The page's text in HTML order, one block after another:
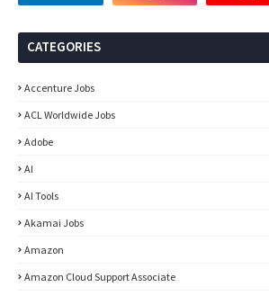
CATEGORIES
Accenture Jobs
ACL Worldwide Jobs
Adobe
AI
AI Tools
Akamai Jobs
Amazon
Amazon Cloud Support Associate